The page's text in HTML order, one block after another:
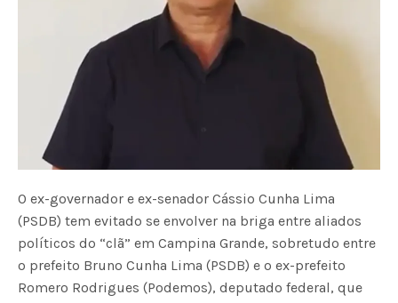
O ex-governador e ex-senador Cássio Cunha Lima
(PSDB) tem evitado se envolver na briga entre aliados
políticos do “clã” em Campina Grande, sobretudo entre
o prefeito Bruno Cunha Lima (PSDB) e o ex-prefeito
Romero Rodrigues (Podemos), deputado federal, que